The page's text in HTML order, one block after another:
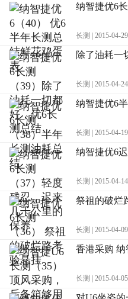
纳智捷优6
长测 | 2015-04-
除了油耗一
长测 | 2015-04-
纳智捷优6
长测 | 2015-04-
纳智捷优6
长测 | 2015-04-
祭祖的破烂
长测 | 2015-04-
香港采购 纳
长测 | 2015-04-